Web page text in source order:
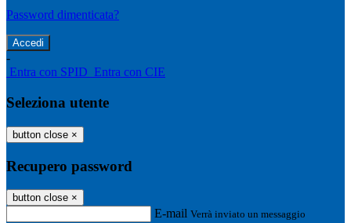
Password dimenticata?
-
Entra con SPID Entra con CIE
Seleziona utente
button close ×
Recupero password
button close ×
E-mail Verrà inviato un messaggio